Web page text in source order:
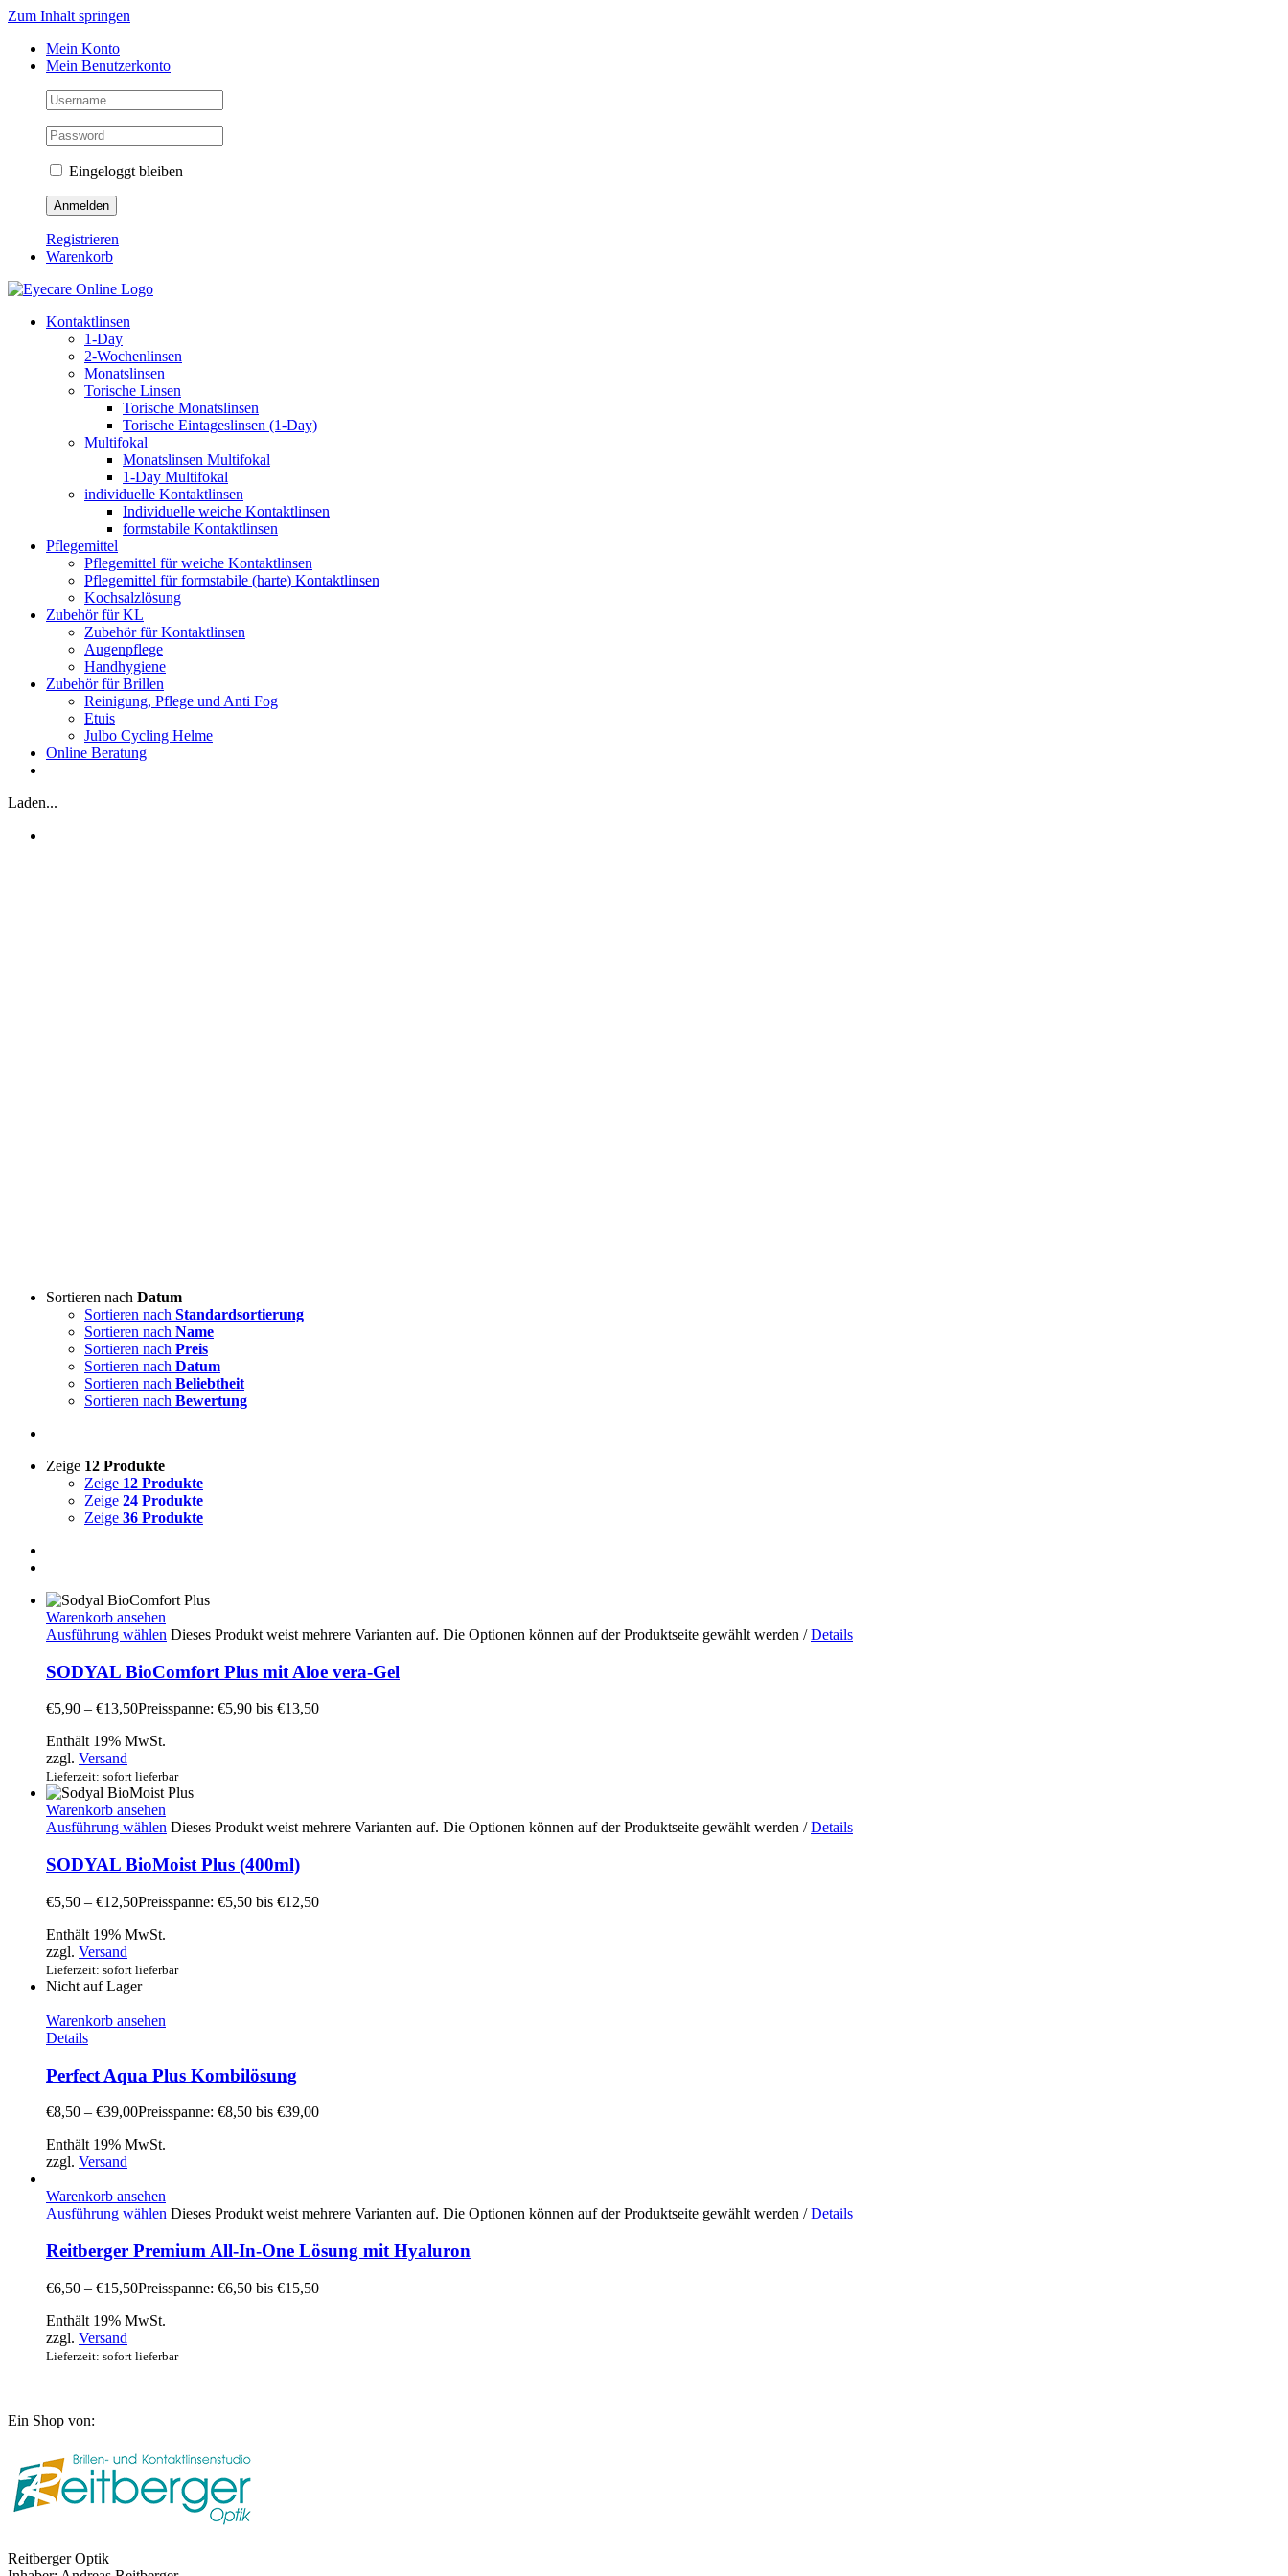
Zum Inhalt springen
Mein Konto
Mein Benutzerkonto
Eingeloggt bleiben
Registrieren
Warenkorb
Kontaktlinsen
1-Day
2-Wochenlinsen
Monatslinsen
Torische Linsen
Torische Monatslinsen
Torische Eintageslinsen (1-Day)
Multifokal
Monatslinsen Multifokal
1-Day Multifokal
individuelle Kontaktlinsen
Individuelle weiche Kontaktlinsen
formstabile Kontaktlinsen
Pflegemittel
Pflegemittel für weiche Kontaktlinsen
Pflegemittel für formstabile (harte) Kontaktlinsen
Kochsalzlösung
Zubehör für KL
Zubehör für Kontaktlinsen
Augenpflege
Handhygiene
Zubehör für Brillen
Reinigung, Pflege und Anti Fog
Etuis
Julbo Cycling Helme
Online Beratung
Laden...
Sortieren nach Datum
Sortieren nach Standardsortierung
Sortieren nach Name
Sortieren nach Preis
Sortieren nach Datum
Sortieren nach Beliebtheit
Sortieren nach Bewertung
Zeige 12 Produkte
Zeige 12 Produkte
Zeige 24 Produkte
Zeige 36 Produkte
Warenkorb ansehen
Ausführung wählen Dieses Produkt weist mehrere Varianten auf. Die Optionen können auf der Produktseite gewählt werden / Details
SODYAL BioComfort Plus mit Aloe vera-Gel
€5,90 – €13,50Preisspanne: €5,90 bis €13,50
Enthält 19% MwSt.
zzgl. Versand
Lieferzeit: sofort lieferbar
Warenkorb ansehen
Ausführung wählen Dieses Produkt weist mehrere Varianten auf. Die Optionen können auf der Produktseite gewählt werden / Details
SODYAL BioMoist Plus (400ml)
€5,50 – €12,50Preisspanne: €5,50 bis €12,50
Enthält 19% MwSt.
zzgl. Versand
Lieferzeit: sofort lieferbar
Nicht auf Lager
Warenkorb ansehen
Details
Perfect Aqua Plus Kombilösung
€8,50 – €39,00Preisspanne: €8,50 bis €39,00
Enthält 19% MwSt.
zzgl. Versand
Warenkorb ansehen
Ausführung wählen Dieses Produkt weist mehrere Varianten auf. Die Optionen können auf der Produktseite gewählt werden / Details
Reitberger Premium All-In-One Lösung mit Hyaluron
€6,50 – €15,50Preisspanne: €6,50 bis €15,50
Enthält 19% MwSt.
zzgl. Versand
Lieferzeit: sofort lieferbar
Ein Shop von:
Reitberger Optik